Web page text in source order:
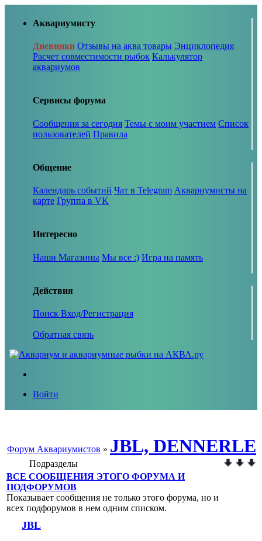
Аквариумисту
Дневники Отзывы на аква товары Энциклопедия
Расчет совместимости рыбок Калькулятор
аквариумов
Сервисы форума
Сообщения за сегодня Темы с моим участием Список
пользователей Правила
Общение
Календарь событий Чат в Telegram Аквариумисты на
карте Группа в VK
Интересно
Наши Магазины Мы все :) Игра на память
Действия
Поиск Вход/Регистрация
Обратная связь
Войти
Форум Аквариумистов » JBL, DENNERLE
Подразделы
ВСЕ СООБЩЕНИЯ ЭТОГО ФОРУМА И
ПОДФОРУМОВ
Показывает сообщения не только этого форума, но и
всех подфорумов в нем одним списком.
JBL